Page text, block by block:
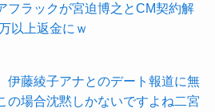
フラックが宮迫博之とCM契約解
以上返金にｗ
藤綾子アナとのデート報道に無
場合沈黙しかないですよね二宮